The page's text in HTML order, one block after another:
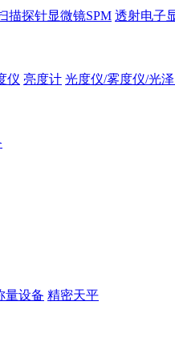
描探针显微镜SPM 透射电子
仪 亮度计 光度仪/雾度仪/光
量设备 精密天平